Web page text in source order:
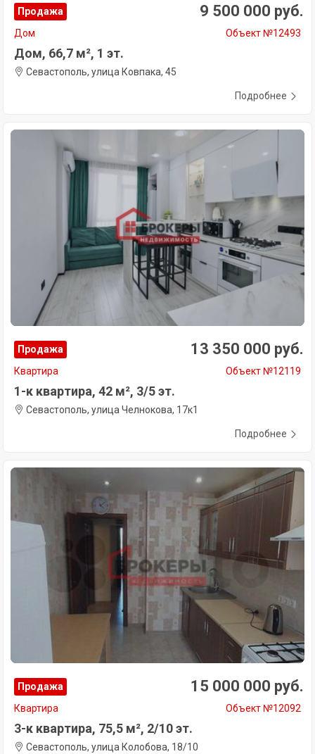
Продажа 9 500 000 руб.
Дом Объект №12493
Дом, 66,7 м², 1 эт.
Севастополь, улица Ковпака, 45
Подробнее
Продажа 13 350 000 руб.
Квартира Объект №12119
1-к квартира, 42 м², 3/5 эт.
Севастополь, улица Челнокова, 17к1
Подробнее
Продажа 15 000 000 руб.
Квартира Объект №12092
3-к квартира, 75,5 м², 2/10 эт.
Севастополь, улица Колобова, 18/10